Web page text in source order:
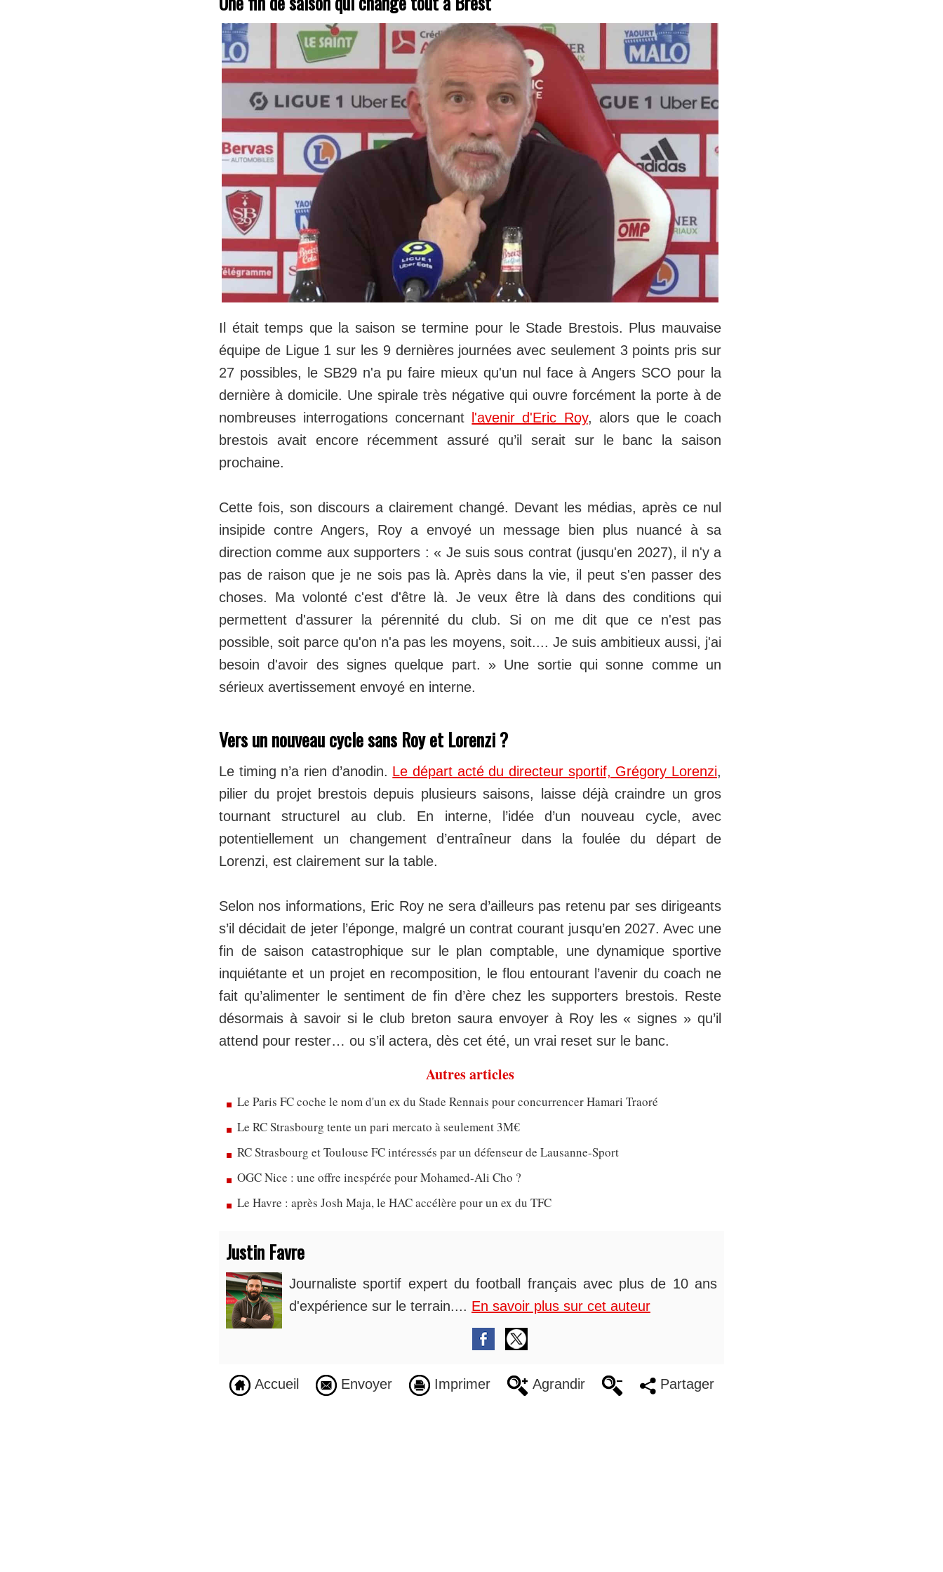
Il était temps que la saison se termine pour le Stade Brestois. Plus mauvaise
équipe de Ligue 1 sur les 9 dernières journées avec seulement 3 points pris sur
27 possibles, le SB29 n'a pu faire mieux qu'un nul face à Angers SCO pour la
dernière à domicile. Une spirale très négative qui ouvre forcément la porte à de
nombreuses interrogations concernant
l'avenir d'Eric Roy, alors que le coach
brestois avait encore récemment assuré qu’il serait sur le banc la saison
prochaine.
Cette fois, son discours a clairement changé. Devant les médias, après ce nul
insipide contre Angers, Roy a envoyé un message bien plus nuancé à sa
direction comme aux supporters : « Je suis sous contrat (jusqu'en 2027), il n'y a
pas de raison que je ne sois pas là. Après dans la vie, il peut s'en passer des
choses. Ma volonté c'est d'être là. Je veux être là dans des conditions qui
permettent d'assurer la pérennité du club. Si on me dit que ce n'est pas
possible, soit parce qu'on n'a pas les moyens, soit.... Je suis ambitieux aussi, j'ai
besoin d'avoir des signes quelque part. » Une sortie qui sonne comme un
sérieux avertissement envoyé en interne.
Vers un nouveau cycle sans Roy et Lorenzi ?
Le timing n’a rien d’anodin. Le départ acté du directeur sportif, Grégory Lorenzi,
pilier du projet brestois depuis plusieurs saisons, laisse déjà craindre un gros
tournant structurel au club. En interne, l’idée d’un nouveau cycle, avec
potentiellement un changement d’entraîneur dans la foulée du départ de
Lorenzi, est clairement sur la table.
Selon nos informations, Eric Roy ne sera d’ailleurs pas retenu par ses dirigeants
s’il décidait de jeter l’éponge, malgré un contrat courant jusqu’en 2027. Avec une
fin de saison catastrophique sur le plan comptable, une dynamique sportive
inquiétante et un projet en recomposition, le flou entourant l’avenir du coach ne
fait qu’alimenter le sentiment de fin d’ère chez les supporters brestois. Reste
désormais à savoir si le club breton saura envoyer à Roy les « signes » qu’il
attend pour rester… ou s’il actera, dès cet été, un vrai reset sur le banc.
Autres articles
Le Paris FC coche le nom d'un ex du Stade Rennais pour concurrencer Hamari Traoré
Le RC Strasbourg tente un pari mercato à seulement 3M€
RC Strasbourg et Toulouse FC intéressés par un défenseur de Lausanne-Sport
OGC Nice : une offre inespérée pour Mohamed-Ali Cho ?
Le Havre : après Josh Maja, le HAC accélère pour un ex du TFC
Justin Favre
Journaliste sportif expert du football français avec plus de 10 ans
d'expérience sur le terrain.... En savoir plus sur cet auteur
Accueil Envoyer Imprimer Agrandir Partager